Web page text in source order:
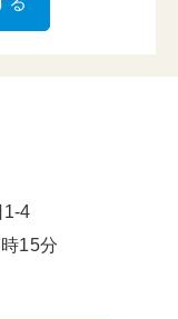
1-4
15分